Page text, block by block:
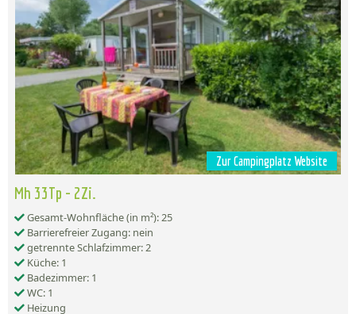
Zur Campingplatz Website
Mh 33Tp - 2Zi.
Gesamt-Wohnfläche (in m²): 25
Barrierefreier Zugang: nein
getrennte Schlafzimmer: 2
Küche: 1
Badezimmer: 1
WC: 1
Heizung